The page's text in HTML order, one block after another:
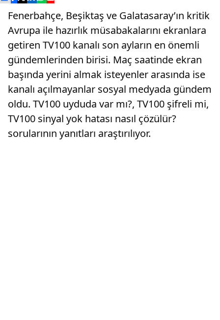
Fenerbahçe, Beşiktaş ve Galatasaray’ın kritik
Avrupa ile hazırlık müsabakalarını ekranlara
getiren TV100 kanalı son ayların en önemli
gündemlerinden birisi. Maç saatinde ekran
başında yerini almak isteyenler arasında ise
kanalı açılmayanlar sosyal medyada gündem
oldu. TV100 uyduda var mı?, TV100 şifreli mi,
TV100 sinyal yok hatası nasıl çözülür?
sorularının yanıtları araştırılıyor.